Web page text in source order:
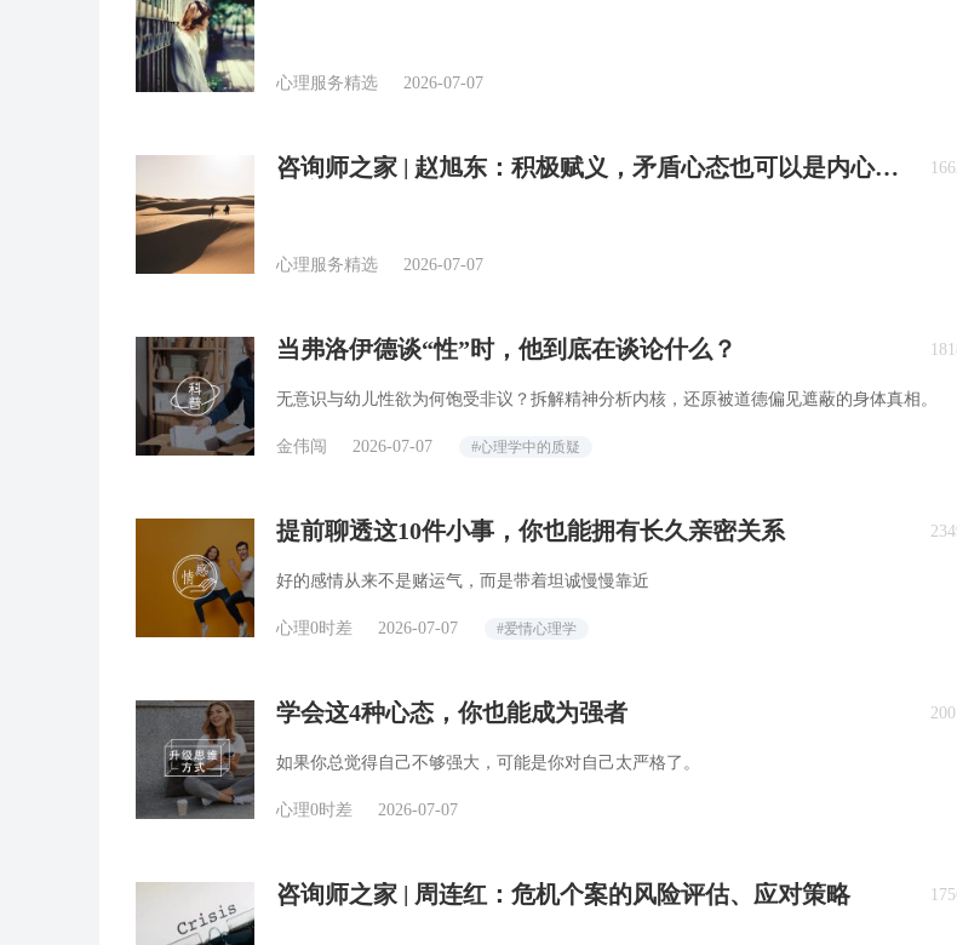
心理服务精选 2026-07-07
咨询师之家 | 赵旭东：积极赋义，矛盾心态也可以是内心富
心理服务精选 2026-07-07
当弗洛伊德谈“性”时，他到底在谈论什么？
无意识与幼儿性欲为何饱受非议？拆解精神分析内核，还原被道德偏见遮蔽的身体真相。
金伟闯 2026-07-07 #心理学中的质疑
提前聊透这10件小事，你也能拥有长久亲密关系
好的感情从来不是赌运气，而是带着坦诚慢慢靠近
心理0时差 2026-07-07 #爱情心理学
学会这4种心态，你也能成为强者
如果你总觉得自己不够强大，可能是你对自己太严格了。
心理0时差 2026-07-07
咨询师之家 | 周连红：危机个案的风险评估、应对策略